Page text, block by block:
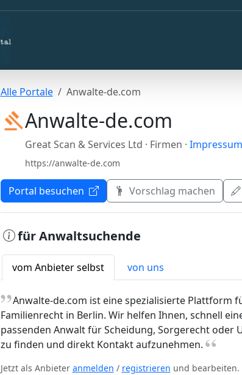
Alle Portale Anwalte-de.com
Anwalte-de.com
Great Scan & Services Ltd · Firmen · Impressum
https://anwalte-de.com
Portal besuchen Vorschlag machen
für Anwaltsuchende
vom Anbieter selbst von uns
„Anwalte-de.com ist eine spezialisierte Plattform
Familienrecht in Berlin. Wir helfen Ihnen, schnell
passenden Anwalt für Scheidung, Sorgerecht oder
zu finden und direkt Kontakt aufzunehmen. “
Jetzt als Anbieter anmelden / registrieren und bearbeiten.